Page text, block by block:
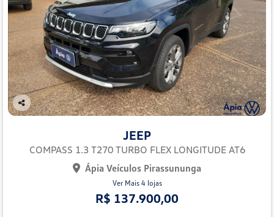
Co
JEEP
COMPASS 1.3 T270 TURBO FLEX LONGITUDE AT6
Ápia Veículos Pirassununga
Ver Mais 4 lojas
R$ 137.900,00